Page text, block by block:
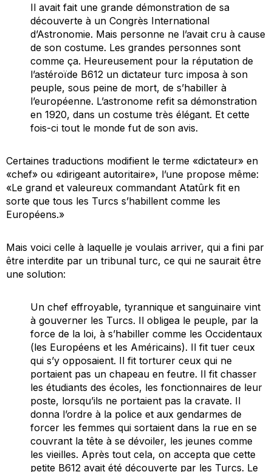
Il avait fait une grande démonstration de sa
découverte à un Congrès International
d’Astronomie. Mais personne ne l’avait cru à cause
de son costume. Les grandes personnes sont
comme ça. Heureusement pour la réputation de
l’astéroïde B612 un dictateur turc imposa à son
peuple, sous peine de mort, de s’habiller à
l’européenne. L’astronome refit sa démonstration
en 1920, dans un costume très élégant. Et cette
fois-ci tout le monde fut de son avis.
Certaines traductions modifient le terme «dictateur» en
«chef» ou «dirigeant autoritaire», l’une propose même:
«Le grand et valeureux commandant Atatûrk fit en
sorte que tous les Turcs s’habillent comme les
Européens.»
Mais voici celle à laquelle je voulais arriver, qui a fini par
être interdite par un tribunal turc, ce qui ne saurait être
une solution:
Un chef effroyable, tyrannique et sanguinaire vint
à gouverner les Turcs. Il obligea le peuple, par la
force de la loi, à s’habiller comme les Occidentaux
(les Européens et les Américains). Il fit tuer ceux
qui s’y opposaient. Il fit torturer ceux qui ne
portaient pas un chapeau en feutre. Il fit chasser
les étudiants des écoles, les fonctionnaires de leur
poste, lorsqu’ils ne portaient pas la cravate. Il
donna l’ordre à la police et aux gendarmes de
forcer les femmes qui sortaient dans la rue en se
couvrant la tête à se dévoiler, les jeunes comme
les vieilles. Après tout cela, on accepta que cette
petite B612 avait été découverte par les Turcs. Le